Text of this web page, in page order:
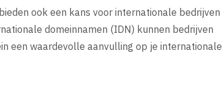
ook een kans voor internationale bedrijven
domeinnamen (IDN) kunnen bedrijven
een waardevolle aanvulling op je internationale